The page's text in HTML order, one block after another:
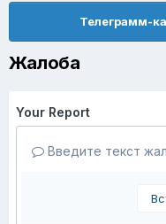
Телеграмм-
Жалоба
Your Report
Введите текст